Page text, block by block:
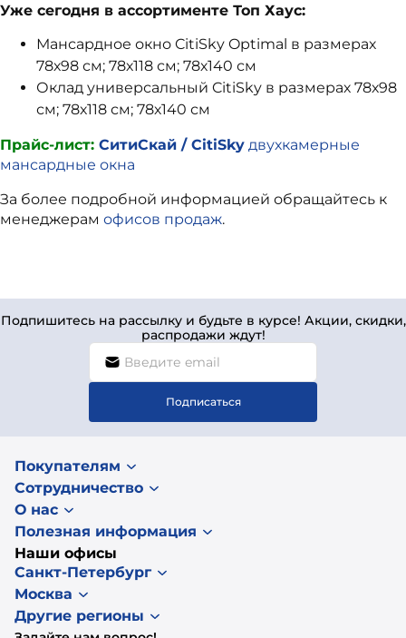
Уже сегодня в ассортименте Топ Хаус:
Мансардное окно CitiSky Optimal в размерах
78х98 см; 78х118 см; 78х140 см
Оклад универсальный CitiSky в размерах 78х98
см; 78х118 см; 78х140 см
Прайс-лист: СитиСкай / CitiSky двухкамерные
мансардные окна
За более подробной информацией обращайтесь к
менеджерам офисов продаж.
Подпишитесь на рассылку и будьте в курсе! Акции, скидки,
распродажи ждут!
Подписаться
Покупателям
Сотрудничество
О нас
Полезная информация
Наши офисы
Санкт-Петербург
Москва
Другие регионы